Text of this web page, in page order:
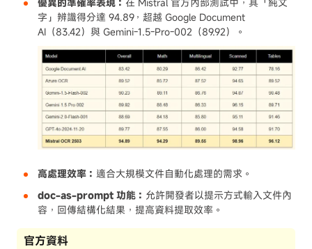
字」辨識得分達 94.89，超越 Google Document
AI（83.42）與 Gemini-1.5-Pro-002（89.92）。
高處理效率： 適合大規模文件自動化處理的需求。
doc-as-prompt 功能： 允許開發者以提示方式輸入文件內
容，回傳結構化結果，提高資料提取效率。
官方資料